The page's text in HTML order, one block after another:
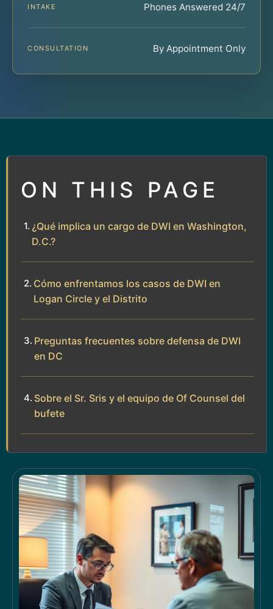
INTAKE Phones Answered 24/7
CONSULTATION By Appointment Only
ON THIS PAGE
¿Qué implica un cargo de DWI en Washington,
D.C.?
Cómo enfrentamos los casos de DWI en
Logan Circle y el Distrito
Preguntas frecuentes sobre defensa de DWI
en DC
Sobre el Sr. Sris y el equipo de Of Counsel del
bufete